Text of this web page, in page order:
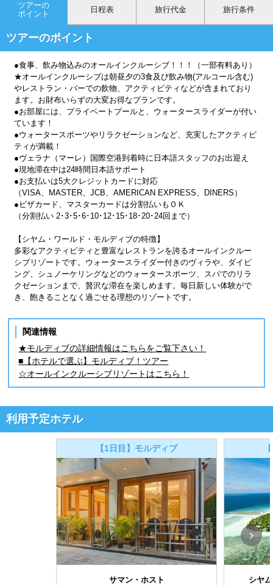
ツアーの
ポイント
日程表 旅行代金 旅行条件
ツアーのポイント
●食事、飲み物込みのオールインクルーシブ！！！（一部有料あり）
★オールインクルーシブは朝昼夕の3食及び飲み物(アルコール含む)
やレストラン・バーでの飲物、アクティビティなどが含まれており
ます。お財布いらずの大変お得なプランです。
●お部屋には、プライベートプールと、ウォータースライダーが付い
ています！
●ウォータースポーツやリラクゼーションなど、充実したアクティビ
ティが満載！
●ヴェラナ（マーレ）国際空港到着時に日本語スタッフのお出迎え
●現地滞在中は24時間日本語サポート
●お支払いは5大クレジットカードに対応
（VISA、MASTER、JCB、AMERICAN EXPRESS、DINERS）
●ビザカード、マスターカードは分割払いもＯＫ
（分割払い 2･3･5･6･10･12･15･18･20･24回まで）
【シヤム・ワールド・モルディブの特徴】
多彩なアクティビティと豊富なレストランを誇るオールインクルー
シブリゾートです。ウォータースライダー付きのヴィラや、ダイビ
ング、シュノーケリングなどのウォータースポーツ、スパでのリラ
クゼーションまで、贅沢な滞在を楽しめます。毎日新しい体験がで
き、飽きることなく過ごせる理想のリゾートです。
関連情報
★モルディブの詳細情報はこちらをご覧下さい！
■【ホテルで選ぶ】モルディブ！ツアー
☆オールインクルーシブリゾートはこちら！
利用予定ホテル
【1日目】モルディブ
サマン・ホスト シヤ